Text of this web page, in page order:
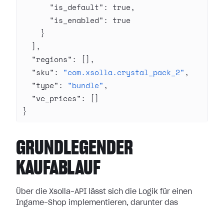
      "is_default"
: true,
      "is_enabled"
: true
    }
  ],
  "regions"
: [],
  "sku"
: "com.xsolla.crystal_pack_2" ,
  "type"
: "bundle" ,
  "vc_prices"
: []
}
GRUNDLEGENDER
KAUFABLAUF
Über die Xsolla-API lässt sich die Logik für einen
Ingame-Shop implementieren, darunter das